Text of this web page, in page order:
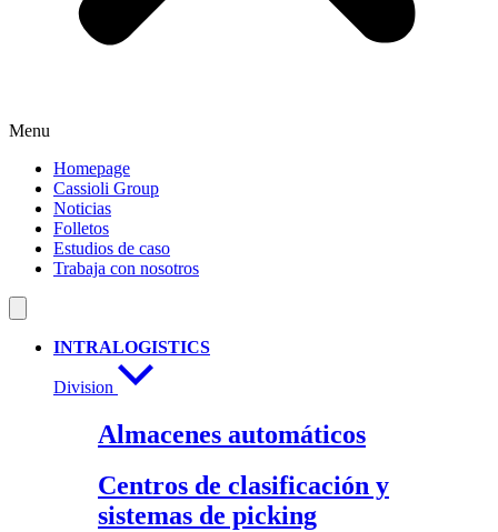
Menu
Homepage
Cassioli Group
Noticias
Folletos
Estudios de caso
Trabaja con nosotros
INTRALOGISTICS
Division
Almacenes automáticos
Centros de clasificación y
sistemas de picking